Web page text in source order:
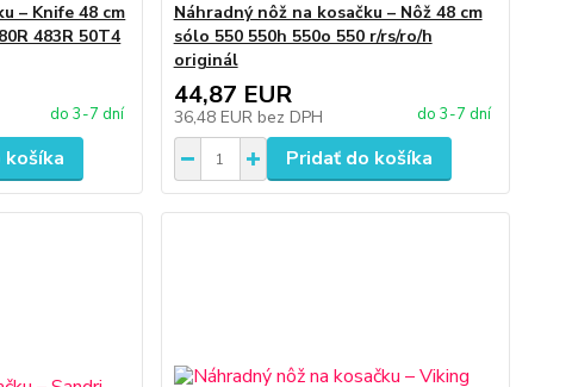
– Knife 48 cm
483R 50T4
do 3-7 dní
košíka
Náhradný nôž na kosačku – Nôž 48 cm
sólo 550 550h 550o 550 r/rs/ro/h
originál
44,87 EUR
36,48 EUR bez DPH do 3-7 dní
Pridať do košíka